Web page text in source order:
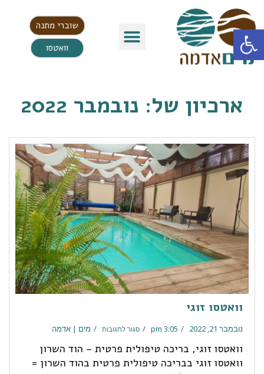
פתח סרגל נגישות
שוברי מתנה
וואטסו
ארכיון של: נובמבר 2022
וואטסו זוגי
נובמבר 21, 2022 3:05 pm סגור לתגובות מים | אדמה
וואטסו זוגי, בריכה טיפולית פרטית – הוד השרון
וואטסו זוגי בבריכה טיפולית פרטית בהוד השרון =